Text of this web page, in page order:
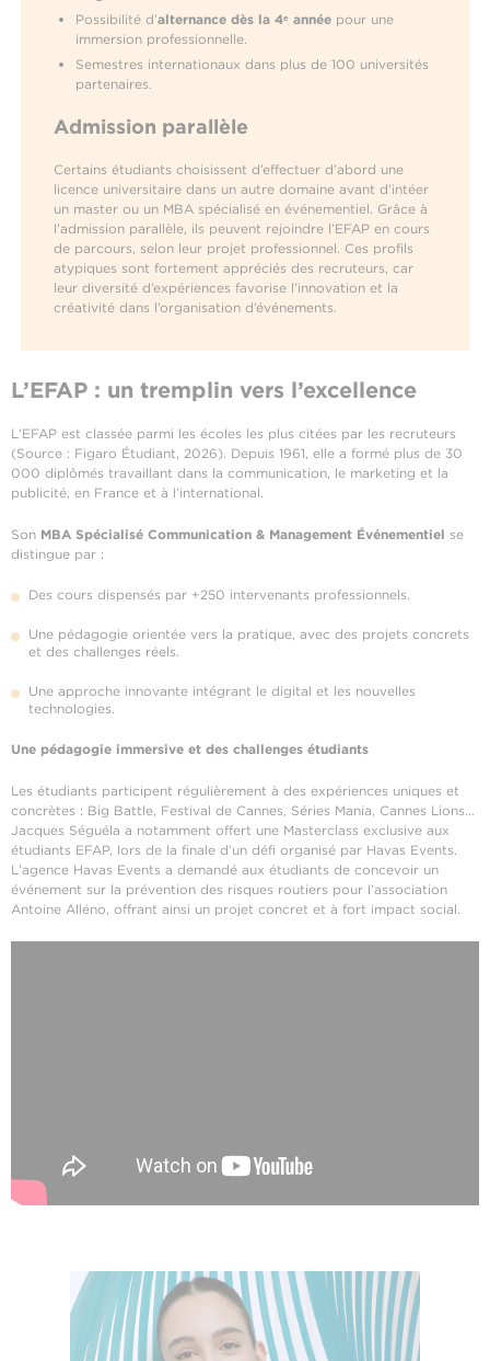
Possibilité d’alternance dès la 4ᵉ annéepour une
immersion professionnelle.
Semestres internationaux dans plus de 100 universités
partenaires.
Admission parallèle
Certains étudiants choisissent d’effectuer d’abord une
licence universitaire dans un autre domaine avant d’intéer
un master ou un MBA spécialisé en événementiel. Grâce à
l’admission parallèle, ils peuvent rejoindre l’EFAP en cours
de parcours, selon leur projet professionnel. Ces profils
atypiques sont fortement appréciés des recruteurs, car
leur diversité d’expériences favorise l’innovation et la
créativité dans l’organisation d’événements.
L’EFAP : un tremplin vers l’excellence
L’EFAP est classée parmi les écoles les plus citées par les recruteurs
(Source : Figaro Étudiant, 2026). Depuis 1961, elle a formé plus de 30
000 diplômés travaillant dans la communication, le marketing et la
publicité, en France et à l’international.
Son MBA Spécialisé Communication & Management Événementiel se
distingue par :
Des cours dispensés par +250 intervenants professionnels.
Une pédagogie orientée vers la pratique, avec des projets concrets
et des challenges réels.
Une approche innovante intégrant le digital et les nouvelles
technologies.
Une pédagogie immersive et des challenges étudiants
Les étudiants participent régulièrement à des expériences uniques et
concrètes : Big Battle, Festival de Cannes, Séries Mania, Cannes Lions…
Jacques Séguéla a notamment offert une Masterclass exclusive aux
étudiants EFAP, lors de la finale d’un défi organisé par Havas Events.
L’agence Havas Events a demandé aux étudiants de concevoir un
événement sur la prévention des risques routiers pour l’association
Antoine Alléno, offrant ainsi un projet concret et à fort impact social.